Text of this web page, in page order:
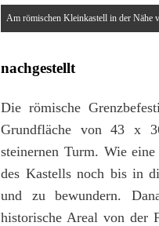
Am römischen Kleinkastell in der Nähe
nachgestellt
Die römische
Grundfläche von 43 x
steinernen Turm. Wie
des Kastells noch bis in
und zu bewundern.
historische Areal von der